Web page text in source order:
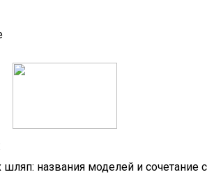
названия моделей и сочетание с